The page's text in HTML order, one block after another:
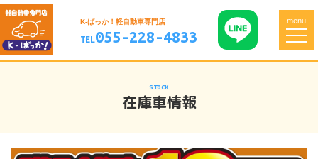
K-ばっか！軽自動車専門店
TEL055-228-4833
menu
STOCK
在庫車情報